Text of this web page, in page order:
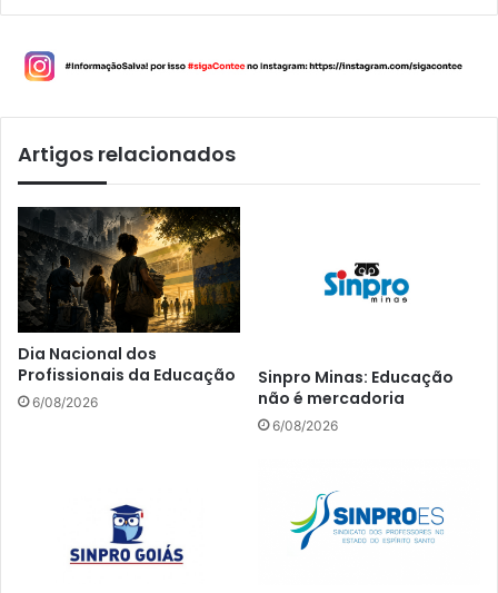
Artigos relacionados
Dia Nacional dos
Profissionais da Educação
6/08/2026
Sinpro Minas: Educação
não é mercadoria
6/08/2026